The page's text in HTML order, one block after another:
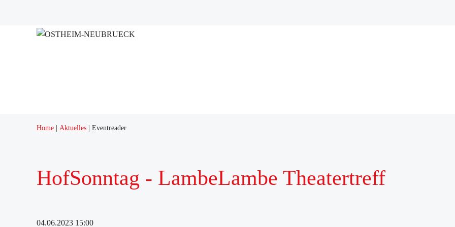
Home Aktuelles Eventreader
HofSonntag - LambeLambe Theatertreff
04.06.2023 15:00